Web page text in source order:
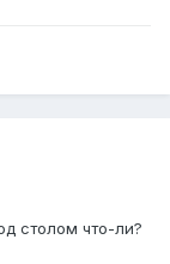
столом что-ли?